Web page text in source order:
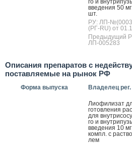
го и
вве­дения 50
шт.
РУ: ЛП-
(РГ-RU) от
Предыдущий
ЛП-005283
Описания препаратов с
поставляемые на рынок РФ
Форма выпуска Владелец
Ли­офи­лизат
готов­ле­ния
для
го и
вве­дения 10
компл. с
лем